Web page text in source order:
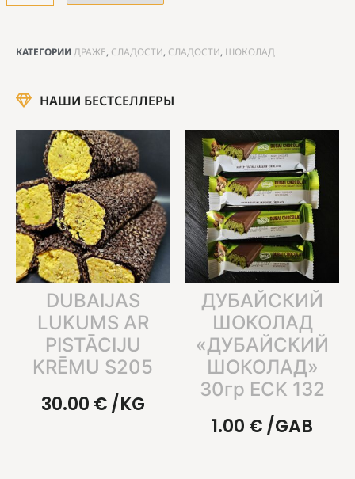
КАТЕГОРИИДРАЖЕ, СЛАДОСТИ, СЛАДОСТИ, ШОКОЛАД
НАШИ БЕСТСЕЛЛЕРЫ
DUBAIJAS
LUKUMS AR
PISTĀCIJU
KRĒMU S205
30.00 €/KG
ДУБАЙСКИЙ
ШОКОЛАД
«ДУБАЙСКИЙ
ШОКОЛАД»
30гр ECK 132
1.00 €/GAB